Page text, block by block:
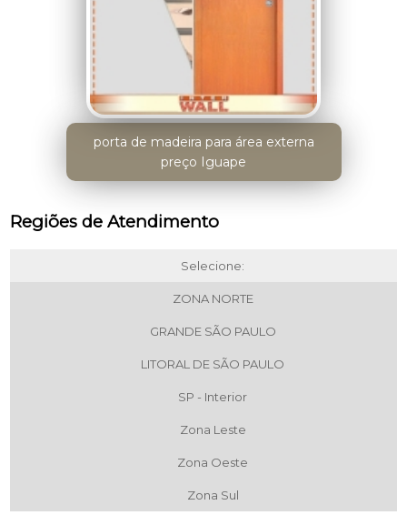
porta de madeira para área externa
preço Iguape
Regiões de Atendimento
Selecione:
ZONA NORTE
GRANDE SÃO PAULO
LITORAL DE SÃO PAULO
SP - Interior
Zona Leste
Zona Oeste
Zona Sul